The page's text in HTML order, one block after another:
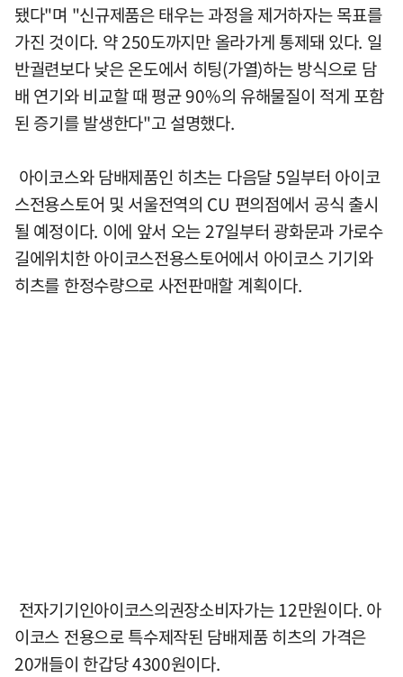
됐다"며 "신규제품은 태우는 과정을 제거하자는 목표를
가진 것이다. 약 250도까지만 올라가게 통제돼 있다. 일
반궐련보다 낮은 온도에서 히팅(가열)하는 방식으로 담
배 연기와 비교할 때 평균 90%의 유해물질이 적게 포함
된 증기를 발생한다"고 설명했다.
아이코스와 담배제품인 히츠는 다음달 5일부터 아이코
스전용스토어 및 서울전역의 CU 편의점에서 공식 출시
될 예정이다. 이에 앞서 오는 27일부터 광화문과 가로수
길에위치한 아이코스전용스토어에서 아이코스 기기와
히츠를 한정수량으로 사전판매할 계획이다.
전자기기인아이코스의권장소비자가는 12만원이다. 아
이코스 전용으로 특수제작된 담배제품 히츠의 가격은
20개들이 한갑당 4300원이다.